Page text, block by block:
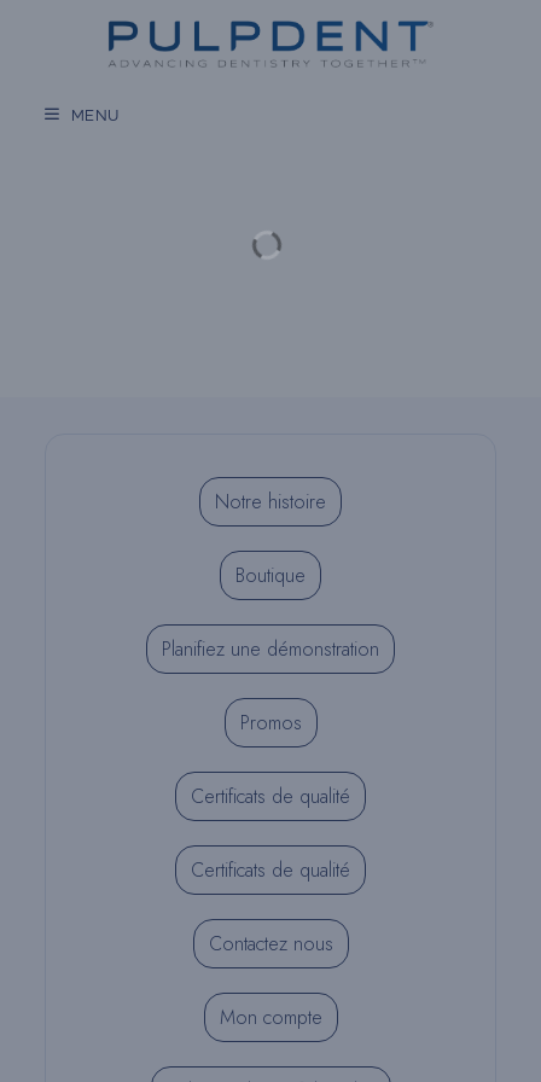
MENU
Notre histoire
Boutique
Planifiez une démonstration
Promos
Certificats de qualité
Certificats de qualité
Contactez nous
Mon compte